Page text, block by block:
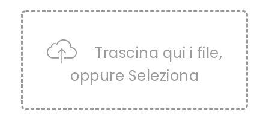
Trascina qui i file,
oppure Seleziona